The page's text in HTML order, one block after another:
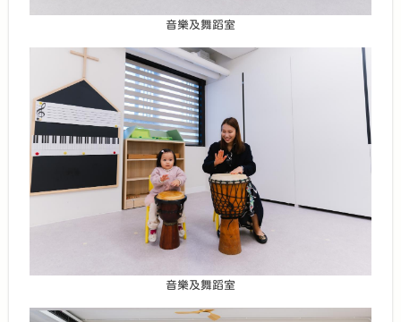
音樂及舞蹈室
音樂及舞蹈室